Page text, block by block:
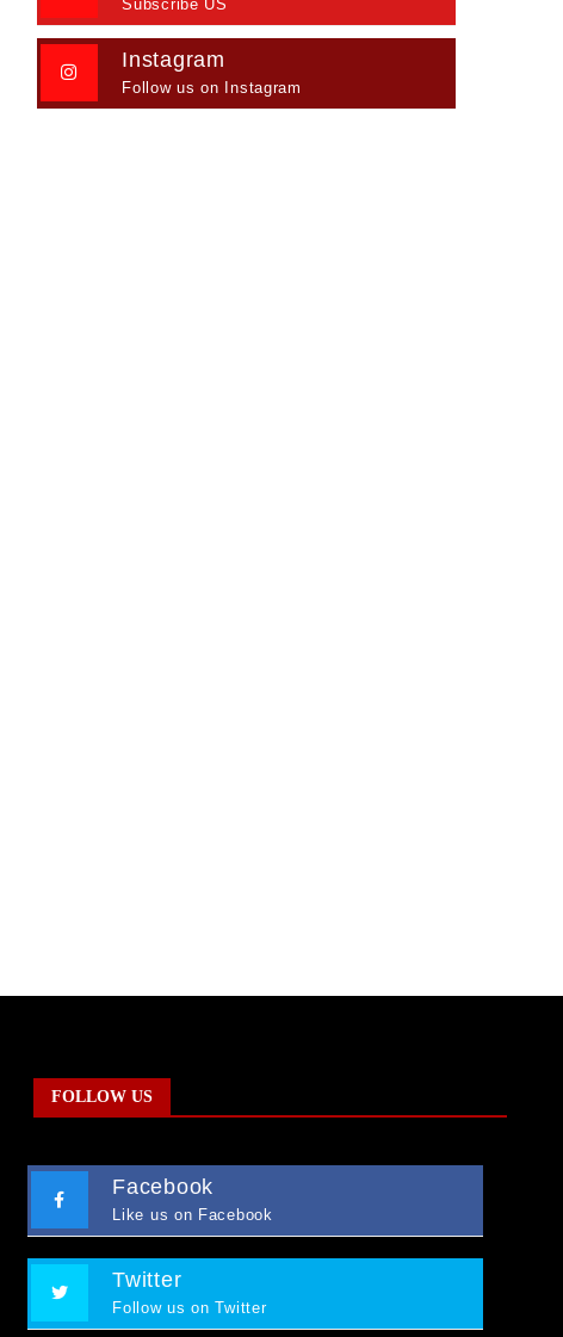
Subscribe US
Instagram
Follow us on Instagram
FOLLOW US
Facebook
Like us on Facebook
Twitter
Follow us on Twitter